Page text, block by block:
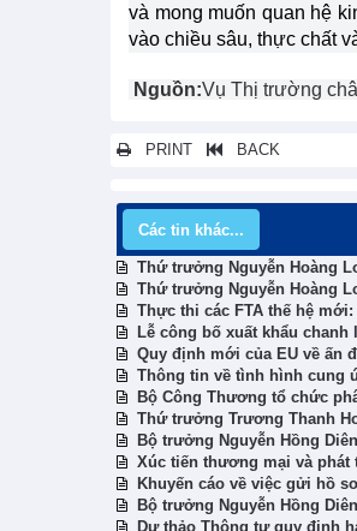
và mong muốn quan hệ
vào chiều sâu, thực chất
Nguồn:Vụ Thị trường
PRINT BACK
Các tin khác...
Thứ trưởng Nguyễn Hoàng
Thứ trưởng Nguyễn Hoàng
Thực thi các FTA thế hệ
Lễ công bố xuất khẩu chanh
Quy định mới của EU về ấn
Thông tin về tình hình cung
Bộ Công Thương tổ chức
Thứ trưởng Trương Thanh
Bộ trưởng Nguyễn Hồng
Xúc tiến thương mại và phát
Khuyến cáo về việc gửi hồ
Bộ trưởng Nguyễn Hồng
Dự thảo Thông tư quy định